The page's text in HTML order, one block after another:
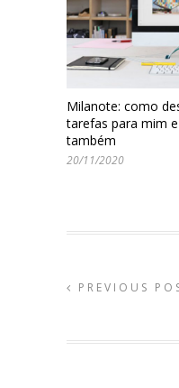
Milanote: como
tarefas para mim
também
20/11/2020
PREVIOUS